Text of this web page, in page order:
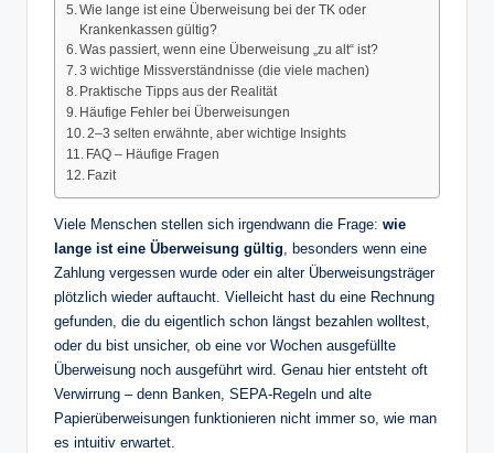
Wie lange ist eine Überweisung bei der TK oder
Krankenkassen gültig?
Was passiert, wenn eine Überweisung „zu alt“ ist?
3 wichtige Missverständnisse (die viele machen)
Praktische Tipps aus der Realität
Häufige Fehler bei Überweisungen
2–3 selten erwähnte, aber wichtige Insights
FAQ – Häufige Fragen
Fazit
Viele Menschen stellen sich irgendwann die Frage: wie
lange ist eine Überweisung gültig , besonders wenn eine
Zahlung vergessen wurde oder ein alter Überweisungsträger
plötzlich wieder auftaucht. Vielleicht hast du eine Rechnung
gefunden, die du eigentlich schon längst bezahlen wolltest,
oder du bist unsicher, ob eine vor Wochen ausgefüllte
Überweisung noch ausgeführt wird. Genau hier entsteht oft
Verwirrung – denn Banken, SEPA-Regeln und alte
Papierüberweisungen funktionieren nicht immer so, wie man
es intuitiv erwartet.